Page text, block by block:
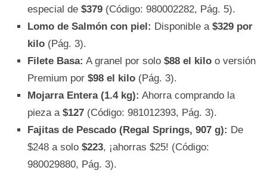
especial de $379 (Código: 980002282, Pág. 5).
Lomo de Salmón con piel: Disponible a $329 por
kilo (Pág. 3).
Filete Basa: A granel por solo $88 el kilo o versión
Premium por $98 el kilo (Pág. 3).
Mojarra Entera (1.4 kg): Ahorra comprando la
pieza a $127 (Código: 981012393, Pág. 3).
Fajitas de Pescado (Regal Springs, 907 g): De
$248 a solo $223, ¡ahorras $25! (Código:
980029880, Pág. 3).